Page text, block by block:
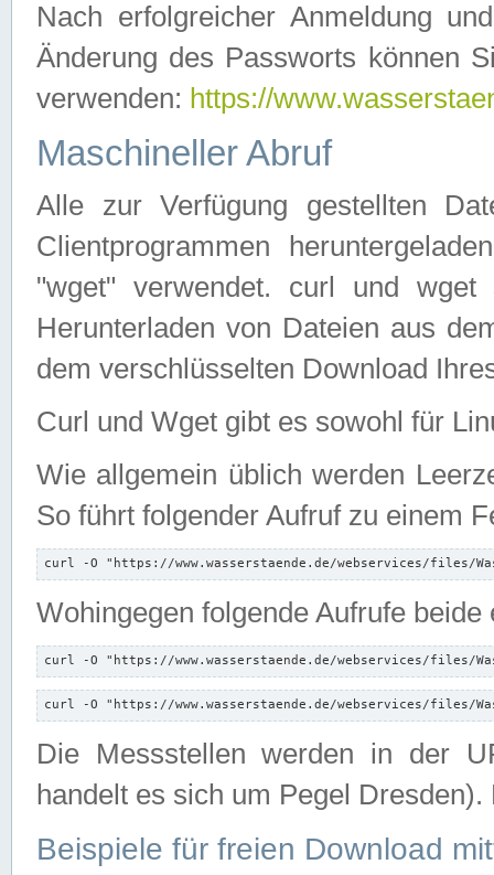
Nach erfolgreicher Anmeldung
Änderung des Passworts können
verwenden: https://
Maschineller Abruf
Alle zur Verfügung gestellten
Clientprogrammen
"wget" verwendet. curl und wget
Herunterladen von Dateien aus
dem verschlüsselten Download
Curl und Wget gibt es sowohl für
Wie allgemein üblich werden
So führt folgender Aufruf zu einem
curl -O "https://www.wasserstaende.de/webservices/files/
Wohingegen folgende Aufrufe beide
curl -O "https://www.wasserstaende.de/webservices/files/
curl -O "https://www.wasserstaende.de/webservices/files/
Die Messstellen werden in der
handelt es sich um Pegel
Beispiele für freien Download